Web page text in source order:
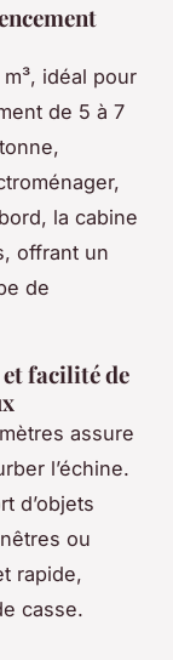
idéal pour
de 5 à 7
la cabine
offrant un
de
et facilité de
assure
l’échine.
d’objets
ou
rapide,
casse.